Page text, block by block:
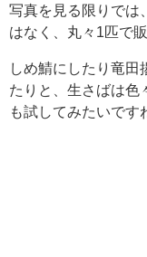
写真を見る限りでは
はなく、丸々1匹で
しめ鯖にしたり竜田
たりと、生さばは色
も試してみたいです